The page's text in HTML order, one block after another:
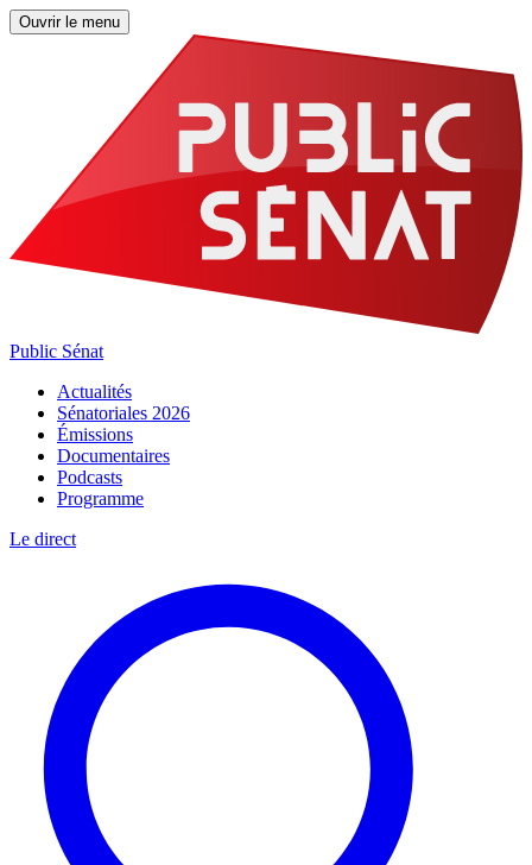
Ouvrir le menu
Public Sénat
Actualités
Sénatoriales 2026
Émissions
Documentaires
Podcasts
Programme
Le direct